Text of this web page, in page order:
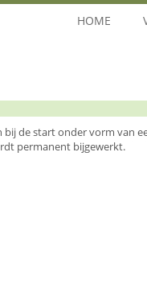
HOME
de start onder vorm van
permanent bijgewerkt.